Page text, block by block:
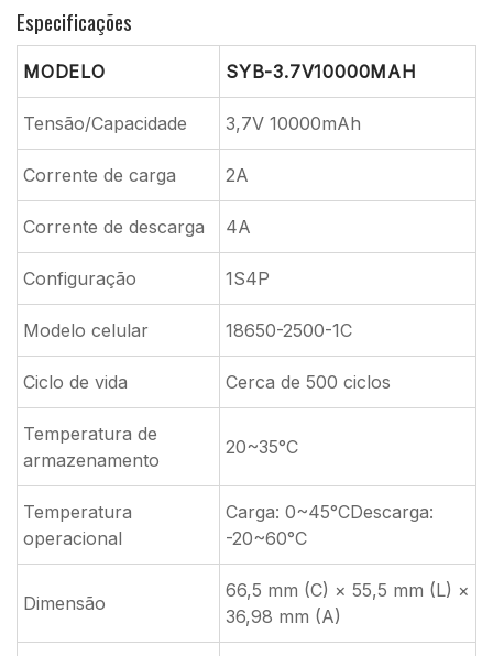
Especificações
MODELO SYB-3.7V10000MAH
Tensão/Capacidade 3,7V 10000mAh
Corrente de carga 2A
Corrente de descarga 4A
Configuração 1S4P
Modelo celular 18650-2500-1C
Ciclo de vida Cerca de 500 ciclos
Temperatura de
armazenamento
20~35°C
Temperatura
operacional
Carga: 0~45°CDescarga:
-20~60°C
Dimensão
66,5 mm (C) × 55,5 mm (L) ×
36,98 mm (A)